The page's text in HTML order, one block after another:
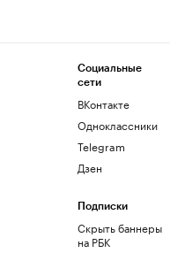
Социальные
сети
ВКонтакте
Одноклассники
Telegram
Дзен
Подписки
Скрыть баннеры
на РБК